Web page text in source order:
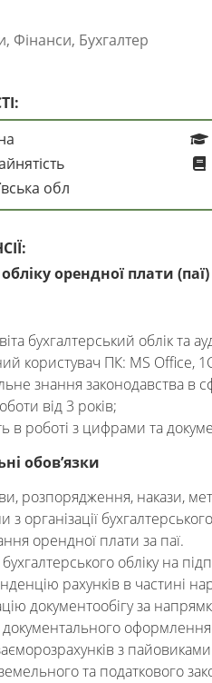
Фінанси, Бухгалтер
обл
обліку орендної плати (паї)
бухгалтерський облік та
користувач ПК: MS Office,
знання законодавства в
від 3 років;
в роботі з цифрами та
обов’язки
розпорядження, накази,
з організації
орендної плати за паї.
обліку на
рахунків в частині
документообігу за
оформлення
з
та податкового